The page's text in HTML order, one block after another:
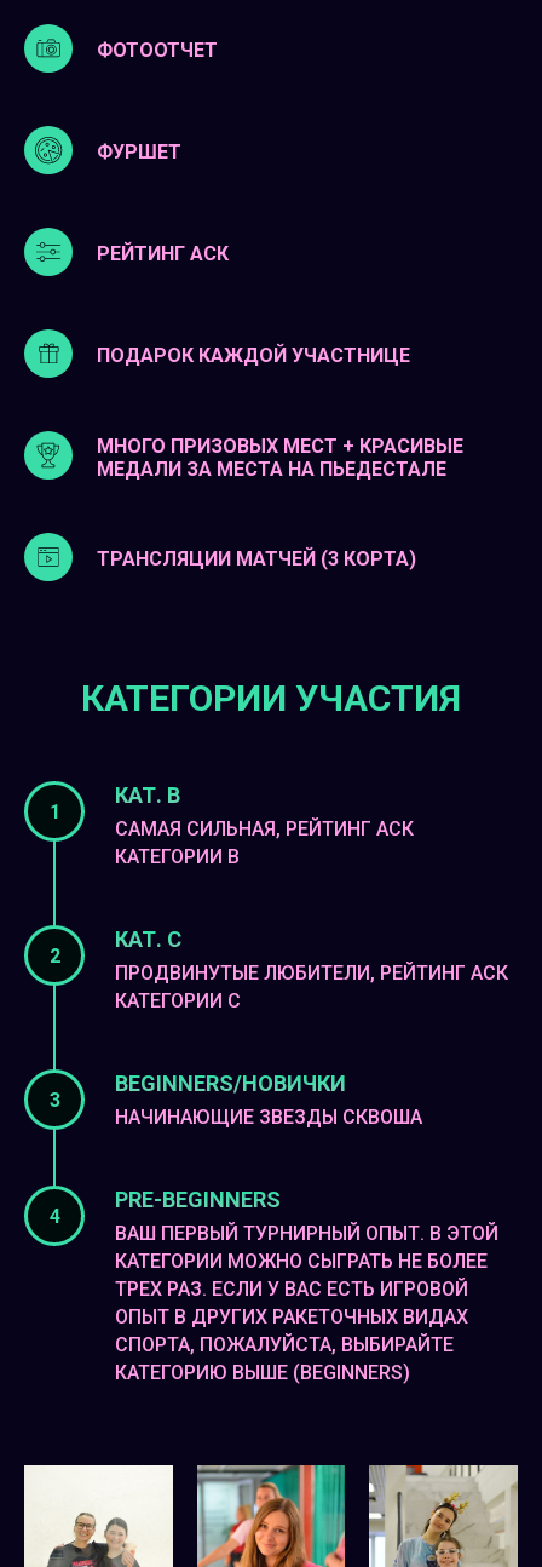
ФОТООТЧЕТ
ФУРШЕТ
РЕЙТИНГ АСК
ПОДАРОК КАЖДОЙ УЧАСТНИЦЕ
МНОГО ПРИЗОВЫХ МЕСТ + КРАСИВЫЕ
МЕДАЛИ ЗА МЕСТА НА ПЬЕДЕСТАЛЕ
ТРАНСЛЯЦИИ МАТЧЕЙ (3 КОРТА)
КАТЕГОРИИ УЧАСТИЯ
КАТ. В
САМАЯ СИЛЬНАЯ, РЕЙТИНГ АСК
КАТЕГОРИИ В
КАТ. С
ПРОДВИНУТЫЕ ЛЮБИТЕЛИ, РЕЙТИНГ АСК
КАТЕГОРИИ С
BEGINNERS/НОВИЧКИ
НАЧИНАЮЩИЕ ЗВЕЗДЫ СКВОША
PRE-BEGINNERS
ВАШ ПЕРВЫЙ ТУРНИРНЫЙ ОПЫТ. В ЭТОЙ
КАТЕГОРИИ МОЖНО СЫГРАТЬ НЕ БОЛЕЕ
ТРЕХ РАЗ. ЕСЛИ У ВАС ЕСТЬ ИГРОВОЙ
ОПЫТ В ДРУГИХ РАКЕТОЧНЫХ ВИДАХ
СПОРТА, ПОЖАЛУЙСТА, ВЫБИРАЙТЕ
КАТЕГОРИЮ ВЫШЕ (BEGINNERS)